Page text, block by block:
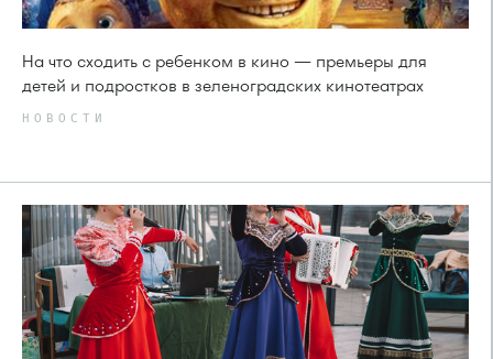
На что сходить с ребенком в кино — премьеры для
детей и подростков в зеленоградских кинотеатрах
НОВОСТИ